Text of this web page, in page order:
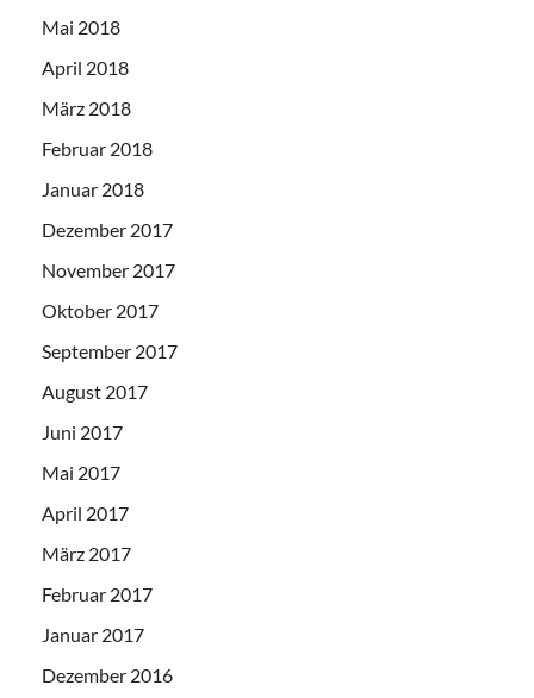
Mai 2018
April 2018
März 2018
Februar 2018
Januar 2018
Dezember 2017
November 2017
Oktober 2017
September 2017
August 2017
Juni 2017
Mai 2017
April 2017
März 2017
Februar 2017
Januar 2017
Dezember 2016